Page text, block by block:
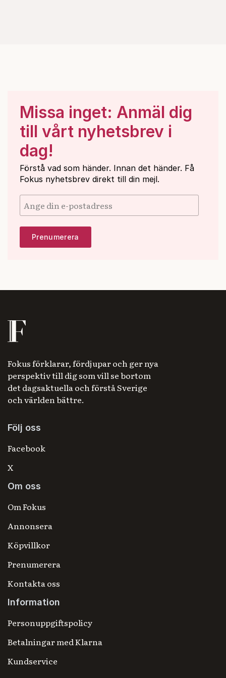
Missa inget: Anmäl dig
till vårt nyhetsbrev i
dag!
Förstå vad som händer. Innan det händer. Få
Fokus nyhetsbrev direkt till din mejl.
Fokus förklarar, fördjupar och ger nya
perspektiv till dig som vill se bortom
det dagsaktuella och förstå Sverige
och världen bättre.
Följ oss
Facebook
X
Om oss
Om Fokus
Annonsera
Köpvillkor
Prenumerera
Kontakta oss
Information
Personuppgiftspolicy
Betalningar med Klarna
Kundservice